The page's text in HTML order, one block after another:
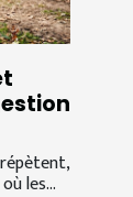
les...